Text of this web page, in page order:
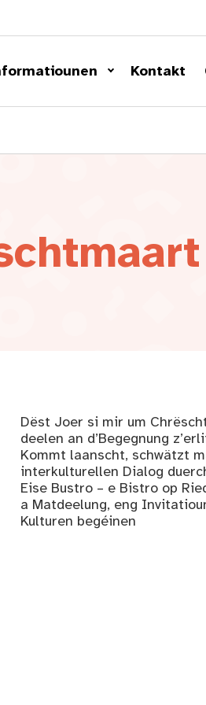
Kontakt
Dëst Joer si mir um
deelen an d’Begegnung
Kommt laanscht, schwätzt
interkulturellen Dialog
Eise Bustro – e Bistro op
a Matdeelung, eng
Kulturen begéinen